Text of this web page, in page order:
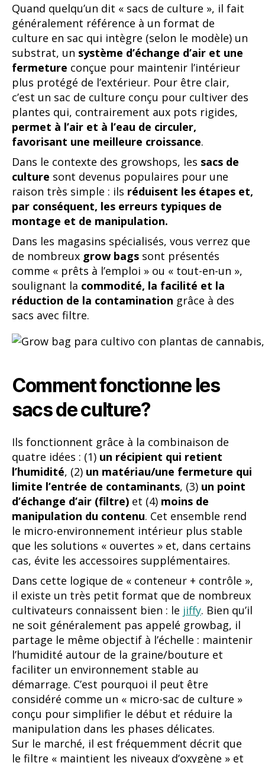
Quand quelqu’un dit « sacs de culture », il fait
généralement référence à un format de
culture en sac qui intègre (selon le modèle) un
substrat, un système d’échange d’air et une
fermeture conçue pour maintenir l’intérieur
plus protégé de l’extérieur. Pour être clair,
c’est un sac de culture conçu pour cultiver des
plantes qui, contrairement aux pots rigides,
permet à l’air et à l’eau de circuler,
favorisant une meilleure croissance.
Dans le contexte des growshops, les sacs de
culture sont devenus populaires pour une
raison très simple : ils réduisent les étapes et,
par conséquent, les erreurs typiques de
montage et de manipulation.
Dans les magasins spécialisés, vous verrez que
de nombreux grow bags sont présentés
comme « prêts à l’emploi » ou « tout-en-un »,
soulignant la commodité, la facilité et la
réduction de la contamination grâce à des
sacs avec filtre.
Comment fonctionne les
sacs de culture?
Ils fonctionnent grâce à la combinaison de
quatre idées : (1) un récipient qui retient
l’humidité, (2) un matériau/une fermeture qui
limite l’entrée de contaminants, (3) un point
d’échange d’air (filtre) et (4) moins de
manipulation du contenu. Cet ensemble rend
le micro-environnement intérieur plus stable
que les solutions « ouvertes » et, dans certains
cas, évite les accessoires supplémentaires.
Dans cette logique de « conteneur + contrôle »,
il existe un très petit format que de nombreux
cultivateurs connaissent bien : le jiffy. Bien qu’il
ne soit généralement pas appelé growbag, il
partage le même objectif à l’échelle : maintenir
l’humidité autour de la graine/bouture et
faciliter un environnement stable au
démarrage. C’est pourquoi il peut être
considéré comme un « micro-sac de culture »
conçu pour simplifier le début et réduire la
manipulation dans les phases délicates.
Sur le marché, il est fréquemment décrit que
le filtre « maintient les niveaux d’oxygène » et